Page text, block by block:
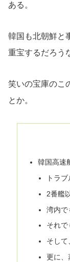
ある。
韓国も北朝鮮と
重宝するだろう
笑いの宝庫のこ
とか。
韓国高速
トラ
2番艦
湾内で
それで
そして
更に、